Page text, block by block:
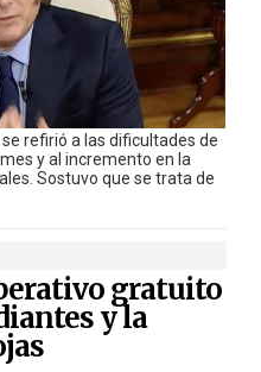
refirió a las dificultades de
y al incremento en la
Sostuvo que se trata de
gratuito
y la